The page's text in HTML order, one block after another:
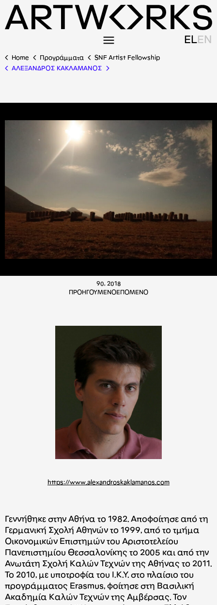
ELEN
Home Προγράμματα
SNF Artist Fellowship
ΑΛΕΞΑΝΔΡΟΣ ΚΑΚΛΑΜΑΝΟΣ
90, 2018
ΠΡΟΗΓΟΥΜΕΝΟΕΠΟΜΕΝΟ
https://www.alexandroskaklamanos.com
Γεννήθηκε στην Αθήνα το 1982. Αποφοίτησε από τη
Γερμανική Σχολή Αθηνών το 1999, από το τμήμα
Οικονομικών Επιστημών του Αριστοτελείου
Πανεπιστημίου Θεσσαλονίκης το 2005 και από την
Ανωτάτη Σχολή Καλών Τεχνών της Αθήνας το 2011.
Το 2010, με υποτροφία του Ι.Κ.Υ. στο πλαίσιο του
προγράμματος Erasmus, φοίτησε στη Βασιλική
Ακαδημία Καλών Τεχνών της Αμβέρσας. Τον